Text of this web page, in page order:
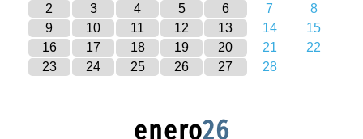
2
3 4 5 6 7
8
9
10 11 12 13 14
15
16
17 18 19 20 21
22
23
24 25 26 27 28
enero26